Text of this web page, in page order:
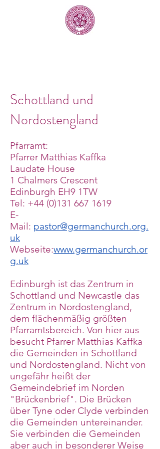
Schottland und
Nordostengland
Pfarramt:
Pfarrer Matthias Kaffka
Laudate House
1 Chalmers Crescent
Edinburgh EH9 1TW
Tel: +44 (0)131 667 1619
E-
Mail: pastor@germanchurch.org.
uk
Webseite:www.germanchurch.or
g.uk
Edinburgh ist das Zentrum in
Schottland und Newcastle das
Zentrum in Nordostengland,
dem flächenmäßig größten
Pfarramtsbereich. Von hier aus
besucht Pfarrer Matthias Kaffka
die Gemeinden in Schottland
und Nordostengland. Nicht von
ungefähr heißt der
Gemeindebrief im Norden
"Brückenbrief". Die Brücken
über Tyne oder Clyde verbinden
die Gemeinden untereinander.
Sie verbinden die Gemeinden
aber auch in besonderer Weise